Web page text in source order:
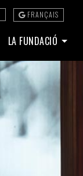
FRANÇAIS
LA FUNDACIÓ